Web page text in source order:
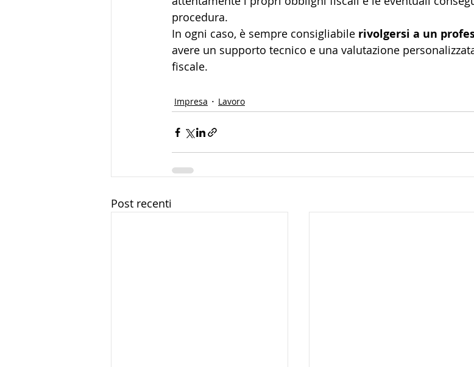
procedura.
In ogni caso, è sempre consigliabile rivolgersi a un
avere un supporto tecnico e una valutazione
fiscale.
Impresa Lavoro
Post recenti